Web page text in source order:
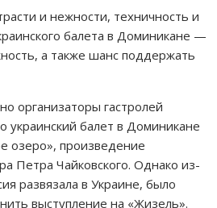
и нежности, техничность и
балета в Доминикане —
а также шанс поддержать
организаторы гастролей
украинский балет в Доминикане
озеро», произведение
Петра Чайковского. Однако из-
развязала в Украине, было
выступление на «Жизель».